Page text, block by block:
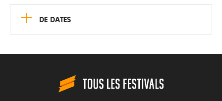
+ DE DATES